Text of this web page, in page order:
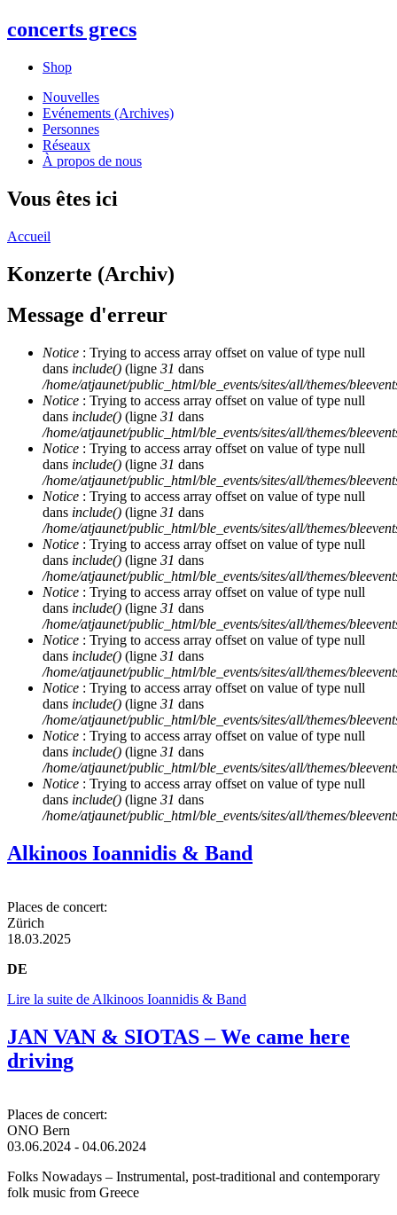
concerts grecs
Shop
Nouvelles
Evénements (Archives)
Personnes
Réseaux
À propos de nous
Vous êtes ici
Accueil
Konzerte (Archiv)
Message d'erreur
Notice : Trying to access array offset on value of type null
dans include() (ligne 31 dans
/home/atjaunet/public_html/ble_events/sites/all/themes/
Notice : Trying to access array offset on value of type null
dans include() (ligne 31 dans
/home/atjaunet/public_html/ble_events/sites/all/themes/
Notice : Trying to access array offset on value of type null
dans include() (ligne 31 dans
/home/atjaunet/public_html/ble_events/sites/all/themes/
Notice : Trying to access array offset on value of type null
dans include() (ligne 31 dans
/home/atjaunet/public_html/ble_events/sites/all/themes/
Notice : Trying to access array offset on value of type null
dans include() (ligne 31 dans
/home/atjaunet/public_html/ble_events/sites/all/themes/
Notice : Trying to access array offset on value of type null
dans include() (ligne 31 dans
/home/atjaunet/public_html/ble_events/sites/all/themes/
Notice : Trying to access array offset on value of type null
dans include() (ligne 31 dans
/home/atjaunet/public_html/ble_events/sites/all/themes/
Notice : Trying to access array offset on value of type null
dans include() (ligne 31 dans
/home/atjaunet/public_html/ble_events/sites/all/themes/
Notice : Trying to access array offset on value of type null
dans include() (ligne 31 dans
/home/atjaunet/public_html/ble_events/sites/all/themes/
Notice : Trying to access array offset on value of type null
dans include() (ligne 31 dans
/home/atjaunet/public_html/ble_events/sites/all/themes/
Alkinoos Ioannidis & Band
Places de concert:
Zürich
18.03.2025
DE
Lire la suite de Alkinoos Ioannidis & Band
JAN VAN & SIOTAS – We came here
driving
Places de concert:
ONO Bern
03.06.2024 - 04.06.2024
Folks Nowadays – Instrumental, post-traditional and contemporary
folk music from Greece